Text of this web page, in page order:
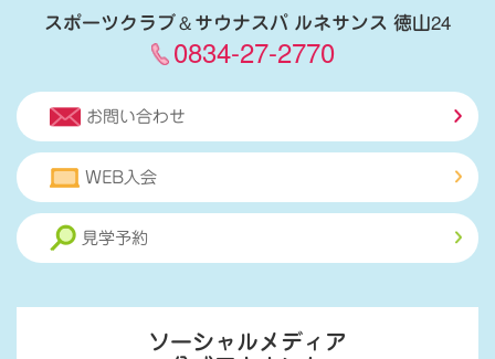
スポーツクラブ＆サウナスパ ルネサンス 徳山24
0834-27-2770
お問い合わせ
WEB入会
見学予約
ソーシャルメディア